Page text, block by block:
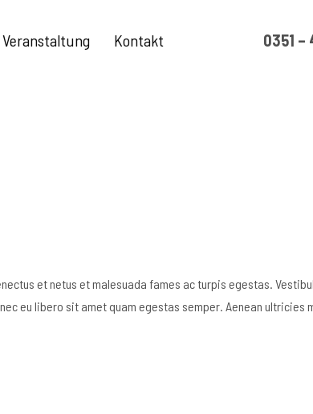
Veranstaltung Kontakt 0351 –
et netus et malesuada fames ac turpis egestas.
eu libero sit amet quam egestas semper. Aenean ultricies